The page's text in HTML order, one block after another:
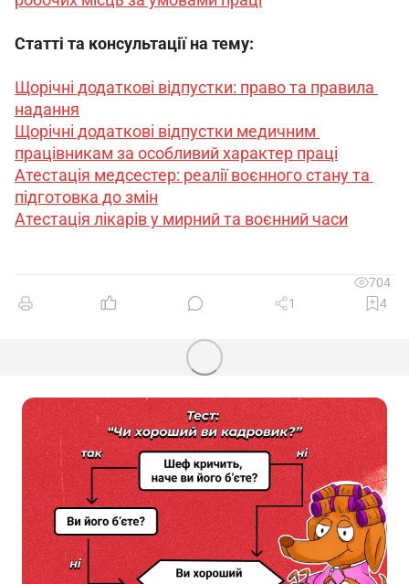
Статті та консультації на тему:
Щорічні додаткові відпустки: право та правила
надання
Щорічні додаткові відпустки медичним
працівникам за особливий характер праці
Атестація медсестер: реалії воєнного стану та
підготовка до змін
Атестація лікарів у мирний та воєнний часи
704
1
4